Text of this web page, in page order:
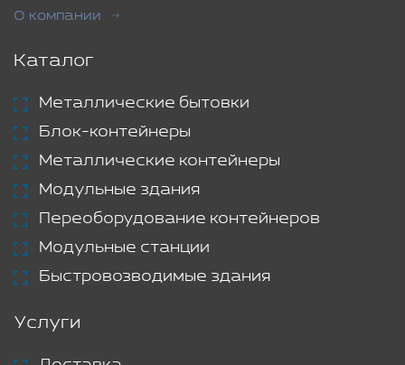
О компании
Каталог
Металлические бытовки
Блок-контейнеры
Металлические контейнеры
Модульные здания
Переоборудование контейнеров
Модульные станции
Быстровозводимые здания
Услуги